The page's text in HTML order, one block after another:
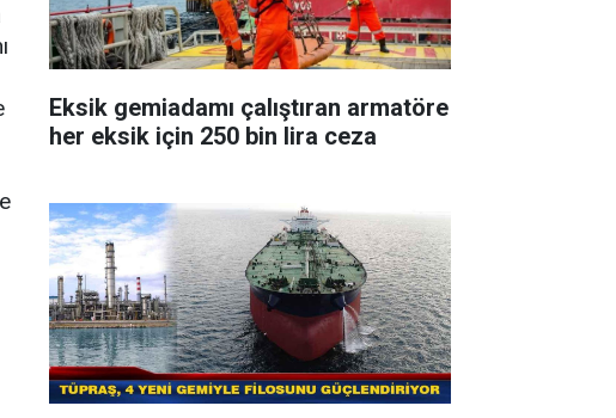
Eksik gemiadamı çalıştıran armatöre
her eksik için 250 bin lira ceza